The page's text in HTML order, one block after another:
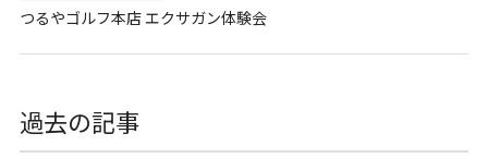
つるやゴルフ本店 エクサガン体験会
過去の記事